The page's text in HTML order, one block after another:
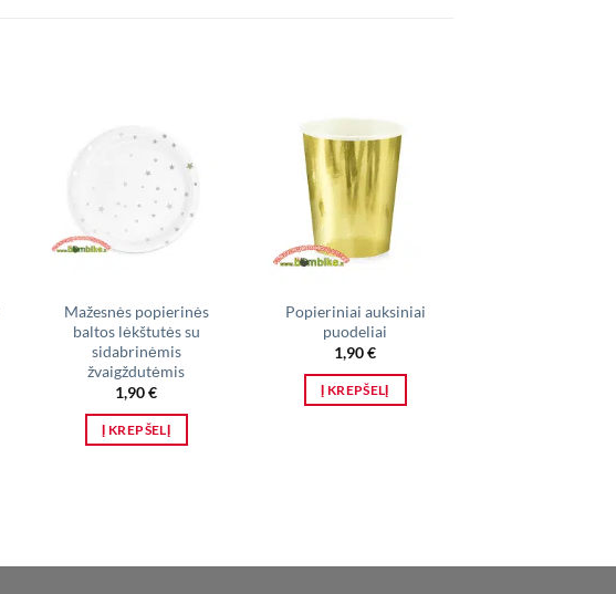
Mažesnės popierinės
baltos lėkštutės su
sidabrinėmis
žvaigždutėmis
1,90€
Į KREPŠELĮ
Popieriniai auksiniai
puodeliai
1,90€
Į KREPŠELĮ